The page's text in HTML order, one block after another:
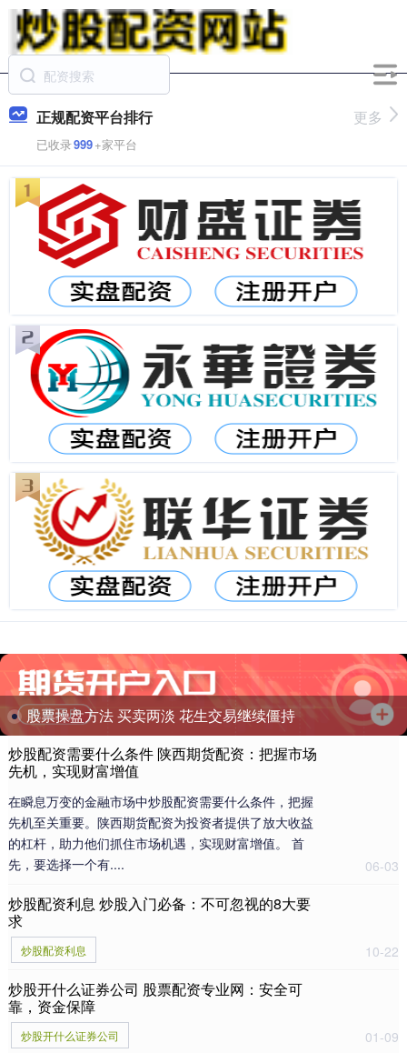
正规配资平台排行
已收录999+家平台
更多
股票操盘方法 买卖两淡 花生交易继续僵持
炒股配资需要什么条件 陕西期货配资：把握市场
先机，实现财富增值
在瞬息万变的金融市场中炒股配资需要什么条件，把握
先机至关重要。陕西期货配资为投资者提供了放大收益
的杠杆，助力他们抓住市场机遇，实现财富增值。 首
先，要选择一个有....
06-03
炒股配资利息 炒股入门必备：不可忽视的8大要
求
炒股配资利息 10-22
炒股开什么证券公司 股票配资专业网：安全可
靠，资金保障
炒股开什么证券公司 01-09